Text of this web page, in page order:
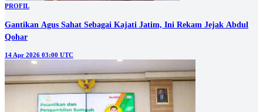
PROFIL
Gantikan Agus Sahat Sebagai Kajati Jatim, Ini Rekam Jejak Abdul
Qohar
14 Apr 2026 03:00 UTC